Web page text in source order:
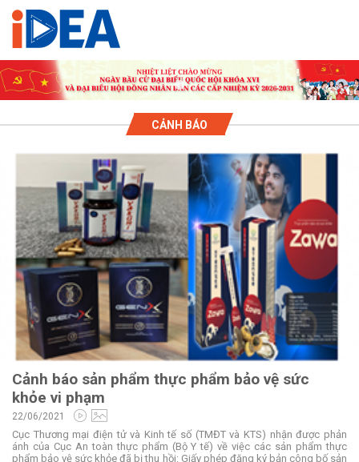
CẢNH BÁO
Cảnh báo sản phẩm thực phẩm bảo vệ sức
khỏe vi phạm
22/06/2021
Cục Thương mại điện tử và Kinh tế số (TMĐT và KTS) nhận được phản
ánh của Cục An toàn thực phẩm (Bộ Y tế) về việc các sản phẩm thực
phẩm bảo vệ sức khỏe đã bị thu hồi: Giấy phép đăng ký bản công bố sản